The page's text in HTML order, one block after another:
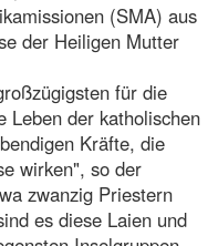
(SMA) aus
der Heiligen Mutter
für die
Leben der katholischen
Kräfte, die
wirken", so der
zwanzig Priestern
es diese Laien und